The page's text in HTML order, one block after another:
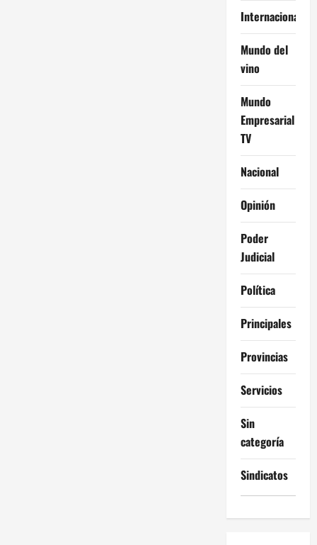
Internacional
Mundo del
vino
Mundo
Empresarial
TV
Nacional
Opinión
Poder
Judicial
Política
Principales
Provincias
Servicios
Sin
categoría
Sindicatos